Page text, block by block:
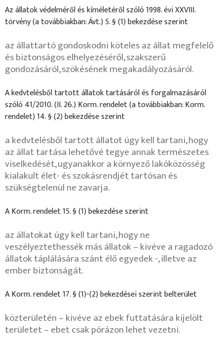
Az állatok védelméről és kíméletéről szóló 1998. évi XXVIII.
törvény (a továbbiakban: Ávt.) 5. § (1) bekezdése szerint
az állattartó gondoskodni kötelesaz állat megfelelő
és biztonságos elhelyezéséről, szakszerű
gondozásáról, szökésének megakadályozásáról.
A kedvtelésből tartott állatok tartásáról és forgalmazásáról
szóló 41/2010. (II. 26.) Korm. rendelet (a továbbiakban: Korm.
rendelet) 14. § (2) bekezdése szerint
a kedvtelésből tartott állatot úgy kell tartani, hogy
az állat tartása lehetővé tegye annak természetes
viselkedését, ugyanakkora környező lakóközösség
kialakult élet- és szokásrendjét tartósan és
szükségtelenül ne zavarja.
A Korm. rendelet 15. § (1) bekezdése szerint
az állatokat úgy kell tartani, hogy ne
veszélyeztethessék más állatok – kivéve a ragadozó
állatok táplálására szánt élő egyedek -, illetve az
ember biztonságát.
A Korm. rendelet 17. § (1)-(2) bekezdései szerint belterület
közterületén – kivéve az ebek futtatására kijelölt
területet – ebet csak pórázon lehet vezetni.